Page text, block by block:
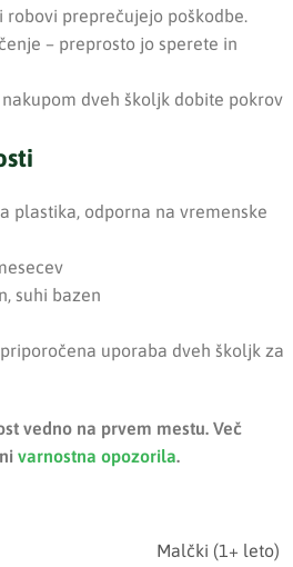
robovi preprečujejo poškodbe.
– preprosto jo sperete in
dveh školjk dobite pokrov
plastika, odporna na vremenske
suhi bazen
uporaba dveh školjk za
vedno na prvem mestu. Več
varnostna opozorila.
Malčki (1+ leto)